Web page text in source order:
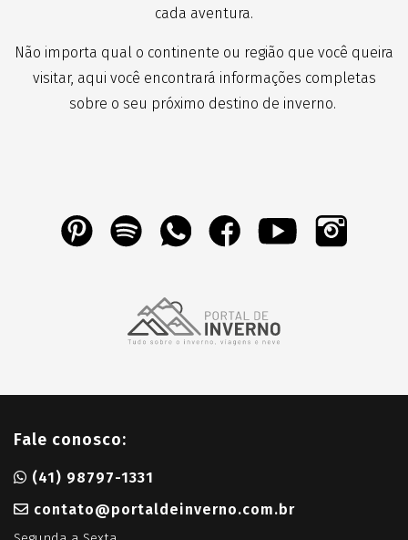
cada aventura.
Não importa qual o continente ou região que você queira
visitar, aqui você encontrará informações completas
sobre o seu próximo destino de inverno.
Fale conosco:
(41) 98797-1331
contato@portaldeinverno.com.br